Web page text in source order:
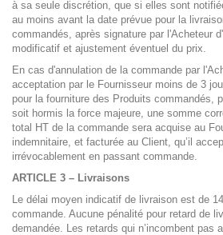
à sa seule discrétion, que si elles sont
au moins avant la date prévue pour la
commandés, après signature par l'Acheteur
modificatif et ajustement éventuel du prix.
En cas d'annulation de la commande par
acceptation par le Fournisseur moins de 3
pour la fourniture des Produits commandés,
soit hormis la force majeure, une somme
total HT de la commande sera acquise au
indemnitaire, et facturée au Client, qu’il
irrévocablement en passant commande.
ARTICLE 3 – Livraisons
Le délai moyen indicatif de livraison est de
commande. Aucune pénalité pour retard de
demandée. Les retards qui n’incombent pas